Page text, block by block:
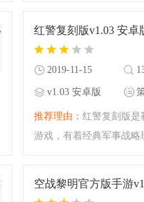
红警复刻版v1.03 安卓
2019-11-15
v1.03 安卓版
推荐理由： 红警复刻版是
游戏，有着经典军事战略
所有的武器装备，场景
空战黎明官方版手游